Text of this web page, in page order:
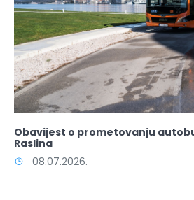
Obavijest o prometovanju
Raslina
08.07.2026.